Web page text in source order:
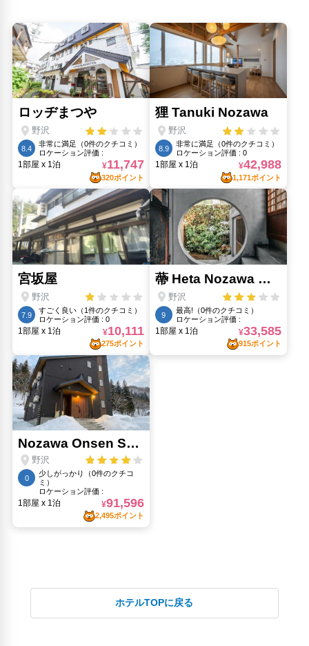
野沢温泉外湯(630m)
野沢温泉外湯巡り(420m)
野沢温泉朝市(370m)
長坂トリプル(530m)
長坂フォーリフト(490m)
飯山城址公園(10.48km)
飯山の寺めぐり遊歩道(10.46km)
麻釜(540m)
人気スポット
MIDORI 長野(38.44km)
善光寺(36.85km)
姨捨の棚田(55.74km)
戸隠神社中社(37.77km)
戸隠神社 九頭龍社(38.31km)
松代象山地下壕(45.32km)
真田宝物館(45.39km)
長野みどり(38.44km)
長野県信濃美術館東山魁夷館(36.61km)
長野県信濃美術館東山魁廟ギャラリー(36.61km)
ホテルTOPに戻る